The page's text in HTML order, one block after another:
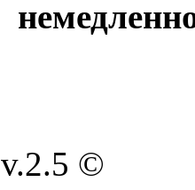
v.2.5 ©